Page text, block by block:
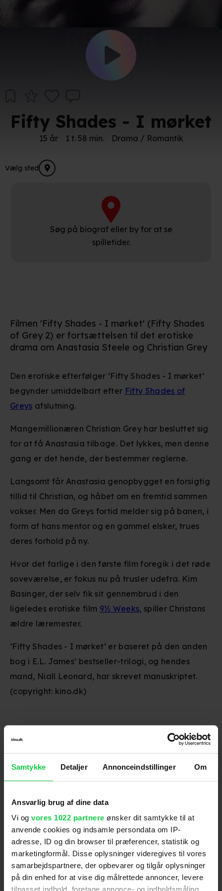
Samtykke Detaljer Annonceindstillinger Om
Ansvarlig brug af dine data
Vi og vores 1022 partnere ønsker dit samtykke til at
anvende cookies og indsamle persondata om IP-
adresse, ID og din browser til præferencer, statistik og
marketingformål. Disse oplysninger videregives til vores
samarbejdspartnere, der opbevarer og tilgår oplysninger
på din enhed for at vise dig målrettede annoncer, levere
tilpasset indhold, foretage annonce- og indholdsmåling,
Fifty Shades - I mørket
15 år 1 t. 58 min. Drama / Romantik
Vælg sted
Søg på biograf eller by for at se
spilletider.
Premiere
Jamie Dornan
Grimes
Eloise Mumford Jennifer Ehle
Genre:Drama / Romantik
Instruktion :James Foley
Aldersmærke med vurdering: 15 år
Filmen har en anspændt grundstemning. Den skrider
for det meste roligt frem, og meget af handlingen
foregår i dialogen. Filmens gennemgående tema er
imidlertid sex – heraf en del sadomasochisme. Der er
Filmen 'Fifty Shades - I mørket' (Fifty Shades
of Grey 2) er fortsættelsen til det erotiske
drama om Anastasia Steele og Christian Grey
Den erotiske efterfølger ’Fifty Shades - I mørket’
begynder umiddelbart efter Fifty Shades of
Greys afslutning.
Mangemillionæren Christian Grey har besluttet sig
for at få Anastasia tilbage. Det lykkes, men denne
gang er det hende, der bestemmer reglerne.
Langsomt får Anastasia genopbygget en forsigtig
tillid til Christian, og håbet om en fremtid sammen
vokser. Men da Greys fortid melder sig på banen, i
form af hans mentor og en gammel elsker, trues
deres forhold på ny.
Hvor det farlige i den første film foregik i det røde
soveværelse, er fokus nu på trusler udefra. Kim
Basinger, der selv fik sit gennembrud i den
ligeledes erotiske film 9½ Weeks, spiller Christans
ældre læremester.
’Fifty Shades - I mørket’ er baseret på den anden
bog i E.L. James’ bestseller-trilogi, og hendes
mand, Niall Leonard, har skrevet manuskriptet.
(copyright: kino.dk)